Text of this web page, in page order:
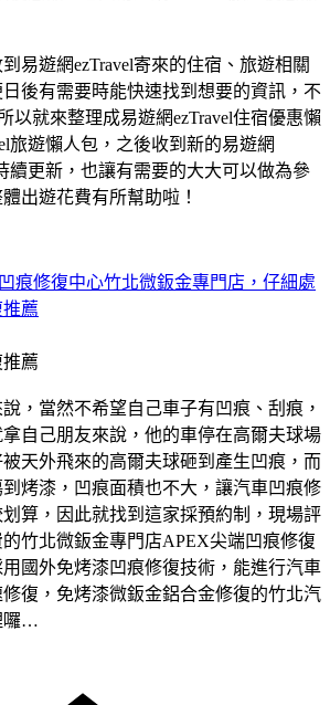
易遊網ezTravel寄來的住宿、旅遊相關
後有需要時能快速找到想要的資訊，不
以就來整理成易遊網ezTravel住宿優惠懶
旅遊懶人包，之後收到新的易遊網
續更新，也讓有需要的大大可以做為參
出遊花費有所幫助啦！
痕修復中心竹北微鈑金專門店，仔細處
薦
，當然不希望自己車子有凹痕、刮痕，
自己朋友來說，他的車停在高爾夫球場
天外飛來的高爾夫球砸到產生凹痕，而
烤漆，凹痕面積也不大，讓汽車凹痕修
算，因此就找到這家採預約制，現場評
竹北微鈑金專門店APEX尖端凹痕修復
國外免烤漆凹痕修復技術，能進行汽車
復，免烤漆微鈑金鋁合金修復的竹北汽
囉…